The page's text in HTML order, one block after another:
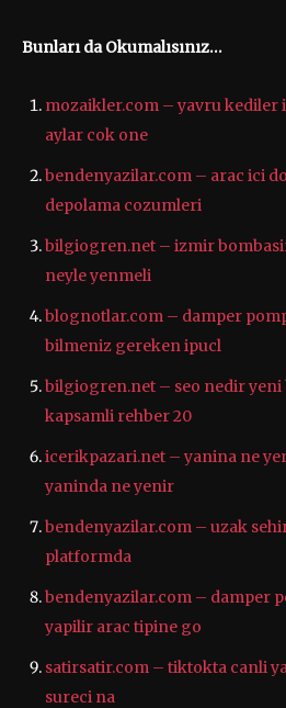
Bunları da Okumalısınız…
mozaikler.com – yavru kediler
aylar cok one
bendenyazilar.com – arac ici
depolama cozumleri
bilgiogren.net – izmir
neyle yenmeli
blognotlar.com – damper
bilmeniz gereken ipucl
bilgiogren.net – seo nedir yeni
kapsamli rehber 20
icerikpazari.net – yanina ne
yaninda ne yenir
bendenyazilar.com – uzak
platformda
bendenyazilar.com – damper
yapilir arac tipine go
satirsatir.com – tiktokta canli
sureci na